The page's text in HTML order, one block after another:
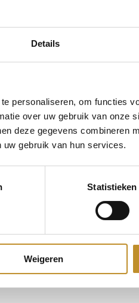
Details
personaliseren, om functies
over uw gebruik van onze
deze gegevens combineren
gebruik van hun services.
Statistieken
Weigeren